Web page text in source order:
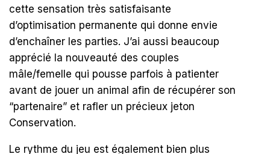
cette sensation très satisfaisante
d’optimisation permanente qui donne envie
d’enchaîner les parties. J’ai aussi beaucoup
apprécié la nouveauté des couples
mâle/femelle qui pousse parfois à patienter
avant de jouer un animal afin de récupérer son
“partenaire” et rafler un précieux jeton
Conservation.
Le rythme du jeu est également bien plus